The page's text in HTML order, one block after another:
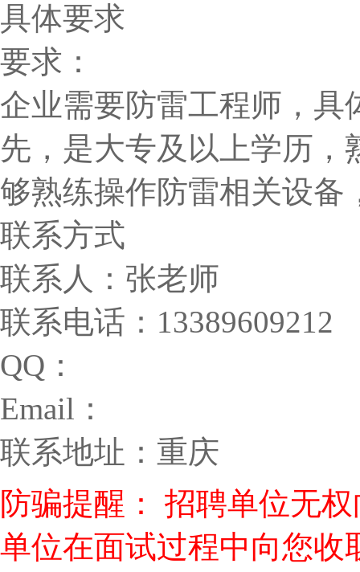
具体要求
要求：
企业需要防雷工程师，具
先，是大专及以上学历
够熟练操作防雷相关设备
联系方式
联系人：张老师
联系电话：13389609212
QQ：
Email：
联系地址：重庆
防骗提醒： 招聘单位无
单位在面试过程中向您收